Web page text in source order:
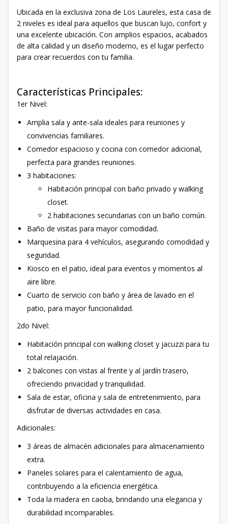
Ubicada en la exclusiva zona de Los Laureles, esta casa de
2 niveles es ideal para aquellos que buscan lujo, confort y
una excelente ubicación. Con amplios espacios, acabados
de alta calidad y un diseño moderno, es el lugar perfecto
para crear recuerdos con tu familia.
Características Principales:
1er Nivel:
Amplia sala y ante-sala ideales para reuniones y
convivencias familiares.
Comedor espacioso y cocina con comedor adicional,
perfecta para grandes reuniones.
3 habitaciones:
Habitación principal con baño privado y walking
closet.
2 habitaciones secundarias con un baño común.
Baño de visitas para mayor comodidad.
Marquesina para 4 vehículos, asegurando comodidad y
seguridad.
Kiosco en el patio, ideal para eventos y momentos al
aire libre.
Cuarto de servicio con baño y área de lavado en el
patio, para mayor funcionalidad.
2do Nivel:
Habitación principal con walking closet y jacuzzi para tu
total relajación.
2 balcones con vistas al frente y al jardín trasero,
ofreciendo privacidad y tranquilidad.
Sala de estar, oficina y sala de entretenimiento, para
disfrutar de diversas actividades en casa.
Adicionales:
3 áreas de almacén adicionales para almacenamiento
extra.
Paneles solares para el calentamiento de agua,
contribuyendo a la eficiencia energética.
Toda la madera en caoba, brindando una elegancia y
durabilidad incomparables.